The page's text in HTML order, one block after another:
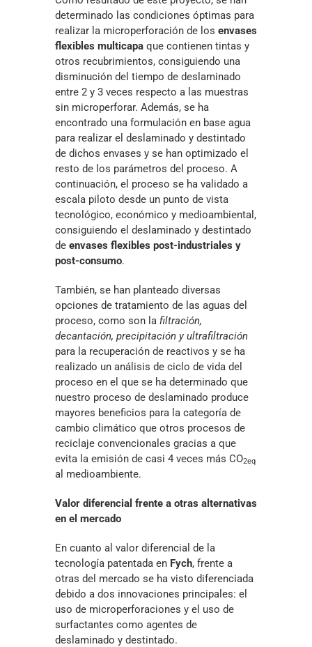
determinado las condiciones óptimas para
realizar la microperforación de los envases
flexibles multicapa que contienen tintas y
otros recubrimientos, consiguiendo una
disminución del tiempo de deslaminado
entre 2 y 3 veces respecto a las muestras
sin microperforar. Además, se ha
encontrado una formulación en base agua
para realizar el deslaminado y destintado
de dichos envases y se han optimizado el
resto de los parámetros del proceso. A
continuación, el proceso se ha validado a
escala piloto desde un punto de vista
tecnológico, económico y medioambiental,
consiguiendo el deslaminado y destintado
de envases flexibles post-industriales y
post-consumo.
También, se han planteado diversas
opciones de tratamiento de las aguas del
proceso, como son la filtración,
decantación, precipitación y ultrafiltración
para la recuperación de reactivos y se ha
realizado un análisis de ciclo de vida del
proceso en el que se ha determinado que
nuestro proceso de deslaminado produce
mayores beneficios para la categoría de
cambio climático que otros procesos de
reciclaje convencionales gracias a que
evita la emisión de casi 4 veces más CO2eq
al medioambiente.
Valor diferencial frente a otras alternativas
en el mercado
En cuanto al valor diferencial de la
tecnología patentada en Fych, frente a
otras del mercado se ha visto diferenciada
debido a dos innovaciones principales: el
uso de microperforaciones y el uso de
surfactantes como agentes de
deslaminado y destintado.